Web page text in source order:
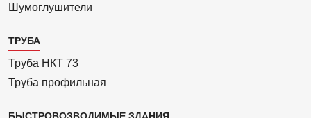
Шумоглушители
ТРУБА
Труба НКТ 73
Труба профильная